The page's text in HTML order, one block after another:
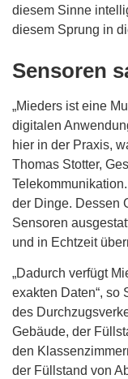
diesem Sinne
diesem Sprung in
Sensoren
„Mieders ist eine
digitalen
hier in der Praxis,
Thomas Stotter,
der Dinge. Dessen
Sensoren
und in Echtzeit
„Dadurch verfügt
exakten Daten“, so
des
Gebäude, der
den
der Füllstand von